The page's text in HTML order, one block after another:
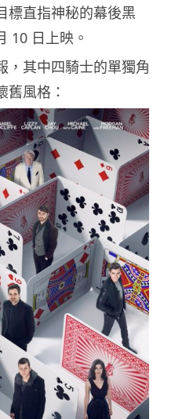
標直指神秘的幕後黑
10 日上映。
，其中四騎士的單獨角
舊風格：